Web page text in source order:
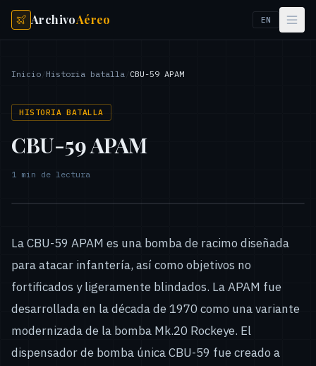
ArchivoAéreo EN
Inicio Historia batalla CBU-59 APAM
HISTORIA BATALLA
CBU-59 APAM
1 min de lectura
La CBU-59 APAM es una bomba de racimo diseñada
para atacar infantería, así como objetivos no
fortificados y ligeramente blindados. La APAM fue
desarrollada en la década de 1970 como una variante
modernizada de la bomba Mk.20 Rockeye. El
dispensador de bomba única CBU-59 fue creado a